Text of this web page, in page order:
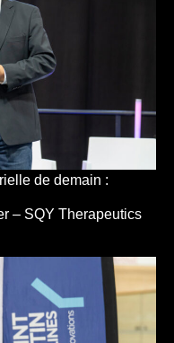
de demain :
– SQY Therapeutics